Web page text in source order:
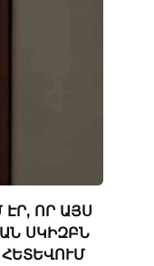
ԷՐ, ՈՐ ԱՅՍ
ՍԿԻԶԲՆ